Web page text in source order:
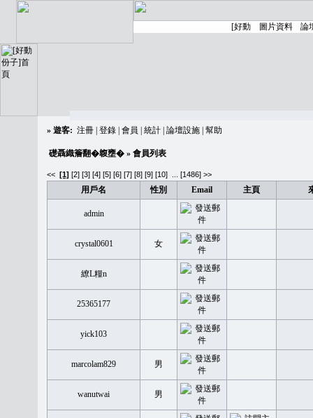
» 遊客: 注冊 登錄 會員 統計 論壇設施 幫助
礎聶織簷翻�䪖壅� » 會員列表
<< [1] [2] [3] [4] [5] [6] [7] [8] [9] [10] [1486] >>
用戶名 性別 Email 主頁
admin
crystal0601 女
繚L糧n
25365177
yick103
marcolam829 男
wanutwai 男